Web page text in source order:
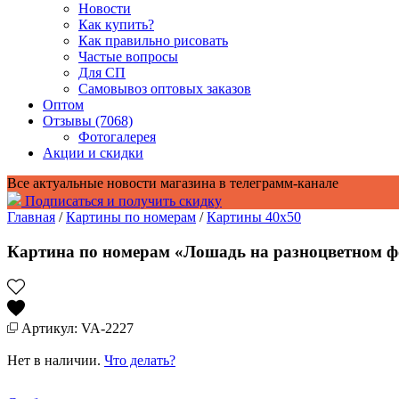
Новости
Как купить?
Как правильно рисовать
Частые вопросы
Для СП
Самовывоз оптовых заказов
Оптом
Отзывы (7068)
Фотогалерея
Акции и скидки
Все актуальные новости магазина в телеграмм-канале
Подписаться и получить скидку
Главная /Картины по номерам /Картины 40x50
Картина по номерам «Лошадь на разноцветном
Артикул: VA-2227
Нет в наличии. Что делать?